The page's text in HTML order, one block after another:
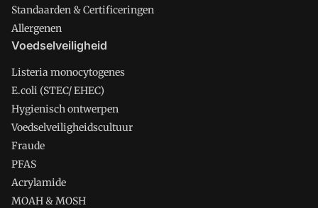
Standaarden & Certificeringen
Allergenen
Voedselveiligheid
Listeria monocytogenes
E.coli (STEC/ EHEC)
Hygienisch ontwerpen
Voedselveiligheidscultuur
Fraude
PFAS
Acrylamide
MOAH & MOSH